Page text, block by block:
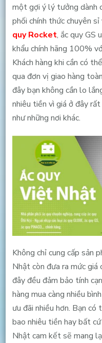
một gợi ý lý tưởng dành
phối chính thức chuyên
quy Rocket, ắc quy GS
khẩu chính hãng 100%
Khách hàng khi cần có
qua đơn vị giao hàng
đây bạn không cần lo
nhiêu tiền vì giá ở đây
như những nơi khác.
Không chỉ cung cấp sản
Nhật còn đưa ra mức
đây đều đảm bảo tính
hàng mua càng nhiều
ưu đãi nhiều hơn. Bạn
bao nhiêu tiền hay bất
Nhật cam kết sẽ mang